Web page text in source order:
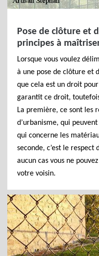
Pose de clôture et
principes à
Lorsque vous voulez
à une pose de clôture et
que cela est un droit
garantit ce droit,
La première, ce sont les
d’urbanisme, qui
qui concerne les
seconde, c’est le
aucun cas vous ne
votre voisin.